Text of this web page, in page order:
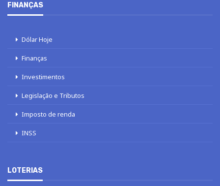
FINANÇAS
Dólar Hoje
Finanças
Investimentos
Legislação e Tributos
Imposto de renda
INSS
LOTERIAS